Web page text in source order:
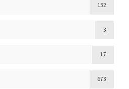
132
3
17
673